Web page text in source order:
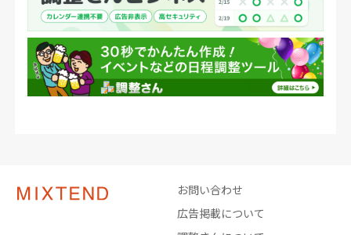
お問い合わせ
広告掲載について